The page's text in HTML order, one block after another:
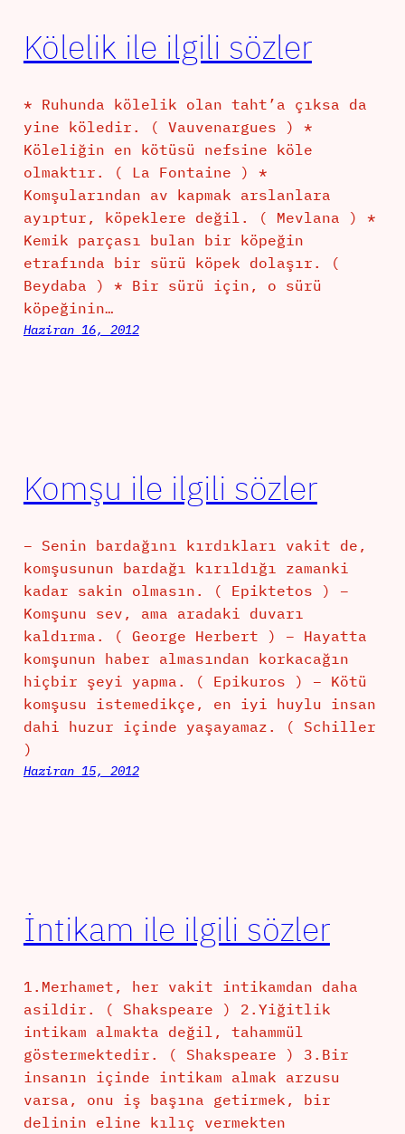
Kölelik ile ilgili sözler
* Ruhunda kölelik olan taht’a çıksa da
yine köledir. ( Vauvenargues ) *
Köleliğin en kötüsü nefsine köle
olmaktır. ( La Fontaine ) *
Komşularından av kapmak arslanlara
ayıptur, köpeklere değil. ( Mevlana ) *
Kemik parçası bulan bir köpeğin
etrafında bir sürü köpek dolaşır. (
Beydaba ) * Bir sürü için, o sürü
köpeğinin…
Haziran 16, 2012
Komşu ile ilgili sözler
– Senin bardağını kırdıkları vakit de,
komşusunun bardağı kırıldığı zamanki
kadar sakin olmasın. ( Epiktetos ) –
Komşunu sev, ama aradaki duvarı
kaldırma. ( George Herbert ) – Hayatta
komşunun haber almasından korkacağın
hiçbir şeyi yapma. ( Epikuros ) – Kötü
komşusu istemedikçe, en iyi huylu insan
dahi huzur içinde yaşayamaz. ( Schiller
)
Haziran 15, 2012
İntikam ile ilgili sözler
1.Merhamet, her vakit intikamdan daha
asildir. ( Shakspeare ) 2.Yiğitlik
intikam almakta değil, tahammül
göstermektedir. ( Shakspeare ) 3.Bir
insanın içinde intikam almak arzusu
varsa, onu iş başına getirmek, bir
delinin eline kılıç vermekten